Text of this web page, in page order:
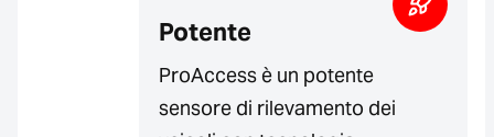
Potente
ProAccess è un potente
sensore di rilevamento dei